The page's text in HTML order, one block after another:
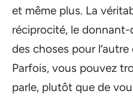
et même plus. La
réciprocité, le donnant-
des choses pour l’autre
Parfois, vous pouvez
parle, plutôt que de